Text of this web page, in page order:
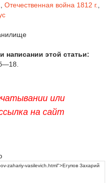
Отечественная война 1812 г.
написании этой статьи:
или
на сайт